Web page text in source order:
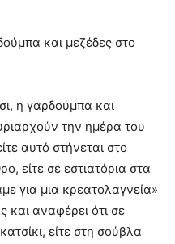
και μεζέδες στο
η γαρδούμπα και
την ημέρα του
αυτό στήνεται στο
είτε σε εστιατόρια στα
για μια κρεατολαγνεία»
αναφέρει ότι σε
είτε στη σούβλα